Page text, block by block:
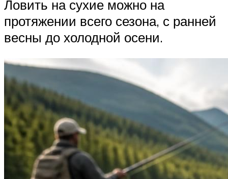
Ловить на сухие можно на
протяжении всего сезона, с ранней
весны до холодной осени.